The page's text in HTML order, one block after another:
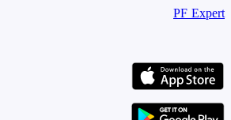
PF Expert